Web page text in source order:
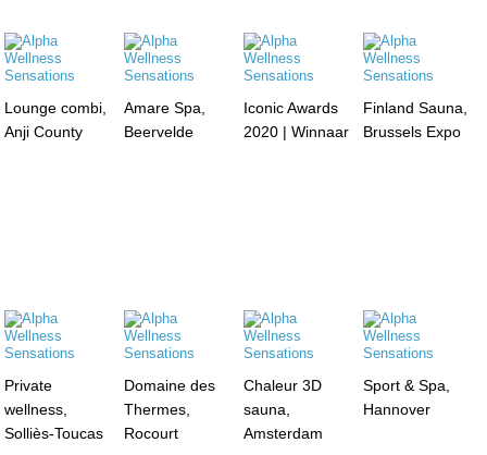
Lounge combi,
Anji County
Amare Spa,
Beervelde
Iconic Awards
2020 | Winnaar
Finland Sauna,
Brussels Expo
Private
wellness,
Solliès-Toucas
Domaine des
Thermes,
Rocourt
Chaleur 3D
sauna,
Amsterdam
Sport & Spa,
Hannover